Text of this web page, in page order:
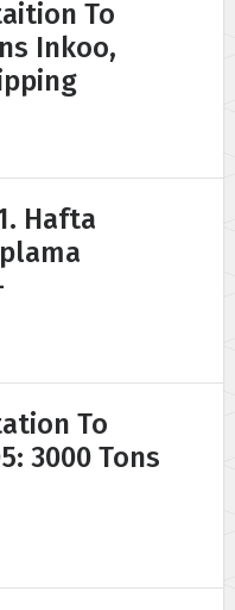
To
Inkoo,
Hafta
To
3000 Tons